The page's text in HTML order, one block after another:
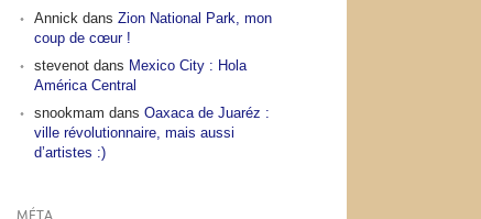
Annick dans Zion National Park, mon
coup de cœur !
stevenotdans Mexico City : Hola
América Central
snookmam dans Oaxaca de Juaréz :
ville révolutionnaire, mais aussi
d’artistes :)
MÉTA